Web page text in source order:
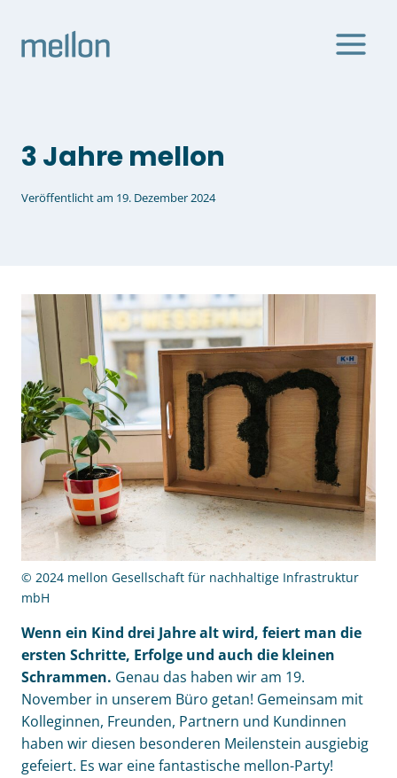
springen
3 Jahre mellon
Veröffentlicht am 19. Dezember 2024
© 2024 mellon Gesellschaft für nachhaltige Infrastruktur
mbH
Wenn ein Kind drei Jahre alt wird, feiert man die
ersten Schritte, Erfolge und auch die kleinen
Schrammen. Genau das haben wir am 19.
November in unserem Büro getan! Gemeinsam mit
Kolleginnen, Freunden, Partnern und Kundinnen
haben wir diesen besonderen Meilenstein ausgiebig
gefeiert. Es war eine fantastische mellon-Party!